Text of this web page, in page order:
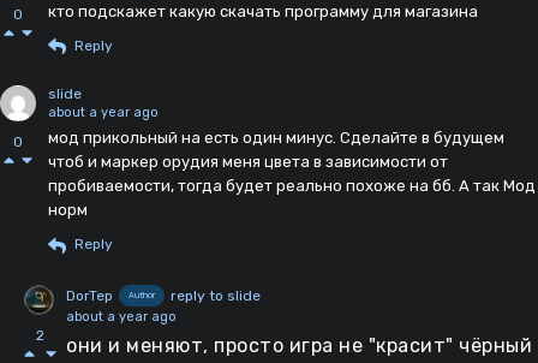
0 кто подскажет какую скачать программу для магазина
Reply
0
slide
about a year ago
мод прикольный на есть один минус. Сделайте в будущем
чтоб и маркер орудия меня цвета в зависимости от
пробиваемости, тогда будет реально похоже на бб. А так Мод
норм
Reply
2
DorTep Author reply to slide
about a year ago
они и меняют, просто игра не "красит" чёрный